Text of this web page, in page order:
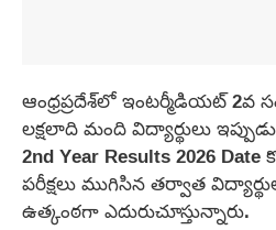
ఆంధ్రప్రదేశ్‌లో ఇంటర్మీడియట్ 2వ
లక్షలాది మంది విద్యార్థులు
2nd Year Results 2026 Date
పరీక్షలు ముగిసిన తర్వాత
ఉత్కంఠగా ఎదురుచూస్తున్నారు.